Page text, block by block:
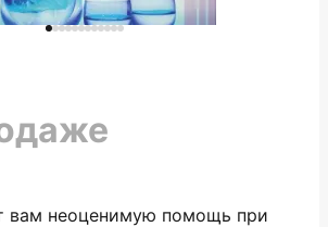
вам неоценимую помощь при